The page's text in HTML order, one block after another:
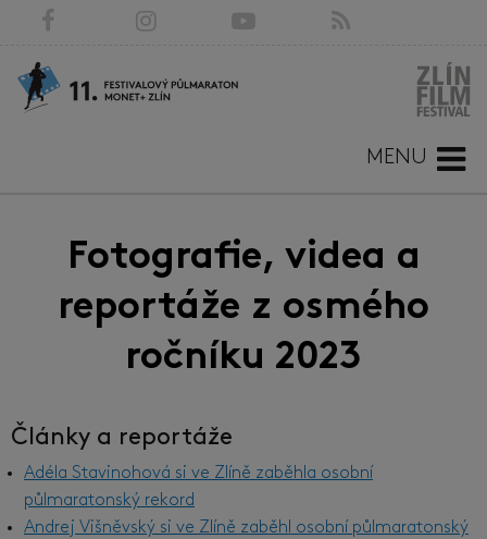
MENU
Fotografie, videa a
reportáže z osmého
ročníku 2023
Články a reportáže
Adéla Stavinohová si ve Zlíně zaběhla osobní
půlmaratonský rekord
Andrej Višněvský si ve Zlíně zaběhl osobní půlmaratonský